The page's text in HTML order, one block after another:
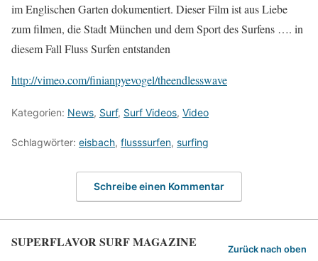
im Englischen Garten dokumentiert. Dieser Film ist aus Liebe
zum filmen, die Stadt München und dem Sport des Surfens …. in
diesem Fall Fluss Surfen entstanden
http://vimeo.com/finianpyevogel/theendlesswave
Kategorien: News, Surf, Surf Videos, Video
Schlagwörter: eisbach, flusssurfen, surfing
Schreibe einen Kommentar
SUPERFLAVOR SURF MAGAZINE Zurück nach oben